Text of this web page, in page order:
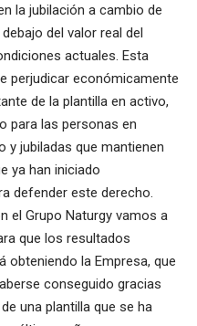
la jubilación a cambio de
del valor real del
actuales. Esta
perjudicar económicamente
de la plantilla en activo,
para las personas en
y jubiladas que mantienen
ya han iniciado
defender este derecho.
el Grupo Naturgy vamos a
que los resultados
obteniendo la Empresa, que
conseguido gracias
una plantilla que se ha